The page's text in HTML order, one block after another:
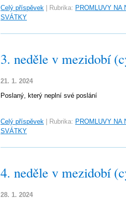
Celý příspěvek Rubrika: PROMLUVY NA
SVÁTKY
3. neděle v mezidobí
21. 1. 2024
Poslaný, který neplní své poslání
Celý příspěvek Rubrika: PROMLUVY NA
SVÁTKY
4. neděle v mezidobí
28. 1. 2024